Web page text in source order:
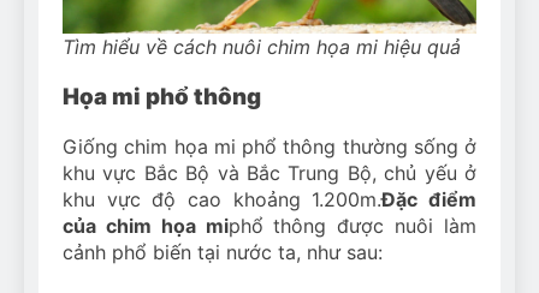
Tìm hiểu về cách nuôi chim họa mi hiệu quả
Họa mi phổ thông
Giống chim họa mi phổ thông thường sống ở
khu vực Bắc Bộ và Bắc Trung Bộ, chủ yếu ở
khu vực độ cao khoảng 1.200m.Đặc điểm
của chim họa miphổ thông được nuôi làm
cảnh phổ biến tại nước ta, như sau: